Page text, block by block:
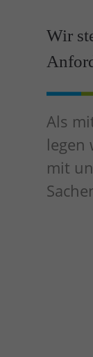
Wir
Als
legen
mit